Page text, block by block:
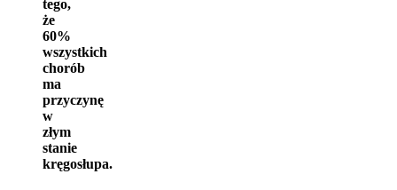
tego,
że
60%
wszystkich
chorób
ma
przyczynę
w
złym
stanie
kręgosłupa.